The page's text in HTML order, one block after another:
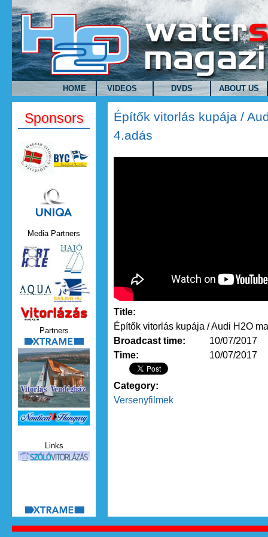
Skip to main content
HOME VIDEOS DVDS ABOUT US
Építők vitorlás kupája /
4.adás
Title:
Építők vitorlás kupája / Audi H2O
Broadcast time:
10/07/2017
Time:
10/07/2017
Category:
Versenyfilmek
Sponsors
Uniqa.png
Media Partners
Vitorlazas_magazin.jpg
Partners
xtrame.png
Nauticat.jpg
Links
szolo_vitorlazas.jpg